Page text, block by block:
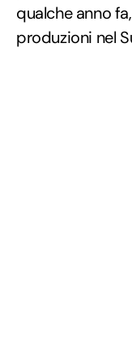
qualche anno
produzioni nel